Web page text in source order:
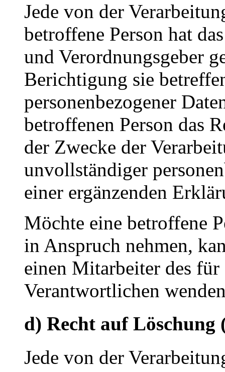
Jede von der
betroffene Person hat
und Verordnungsgeber
Berichtigung sie
personenbezogener
betroffenen Person das
der Zwecke der
unvollständiger
einer ergänzenden
Möchte eine betroffene
in Anspruch nehmen,
einen Mitarbeiter des
Verantwortlichen
d) Recht auf Löschung
Jede von der